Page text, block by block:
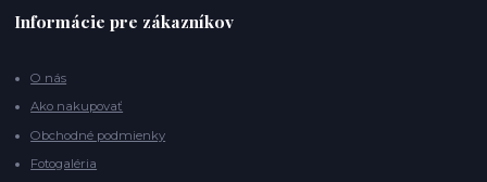
Informácie pre zákazníkov
O nás
Ako nakupovať
Obchodné podmienky
Fotogaléria